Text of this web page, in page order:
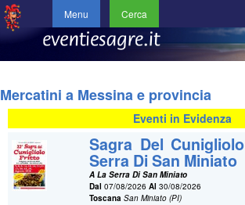
Menu Cerca
Mercatini a Messina e provincia
Eventi in Evidenza
Sagra Del
Serra Di San Miniato
A La Serra Di San Miniato
Dal 07/08/2026Al 30/08/2026
Toscana San Miniato (PI)